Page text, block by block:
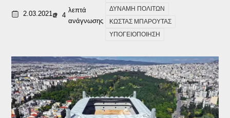
2.03.2021 4
λεπτά
ανάγνωσης
ΔΥΝΑΜΗ ΠΟΛΙΤΩΝ
ΚΩΣΤΑΣ ΜΠΑΡΟΥΤΑΣ
ΥΠΟΓΕΙΟΠΟΙΗΣΗ